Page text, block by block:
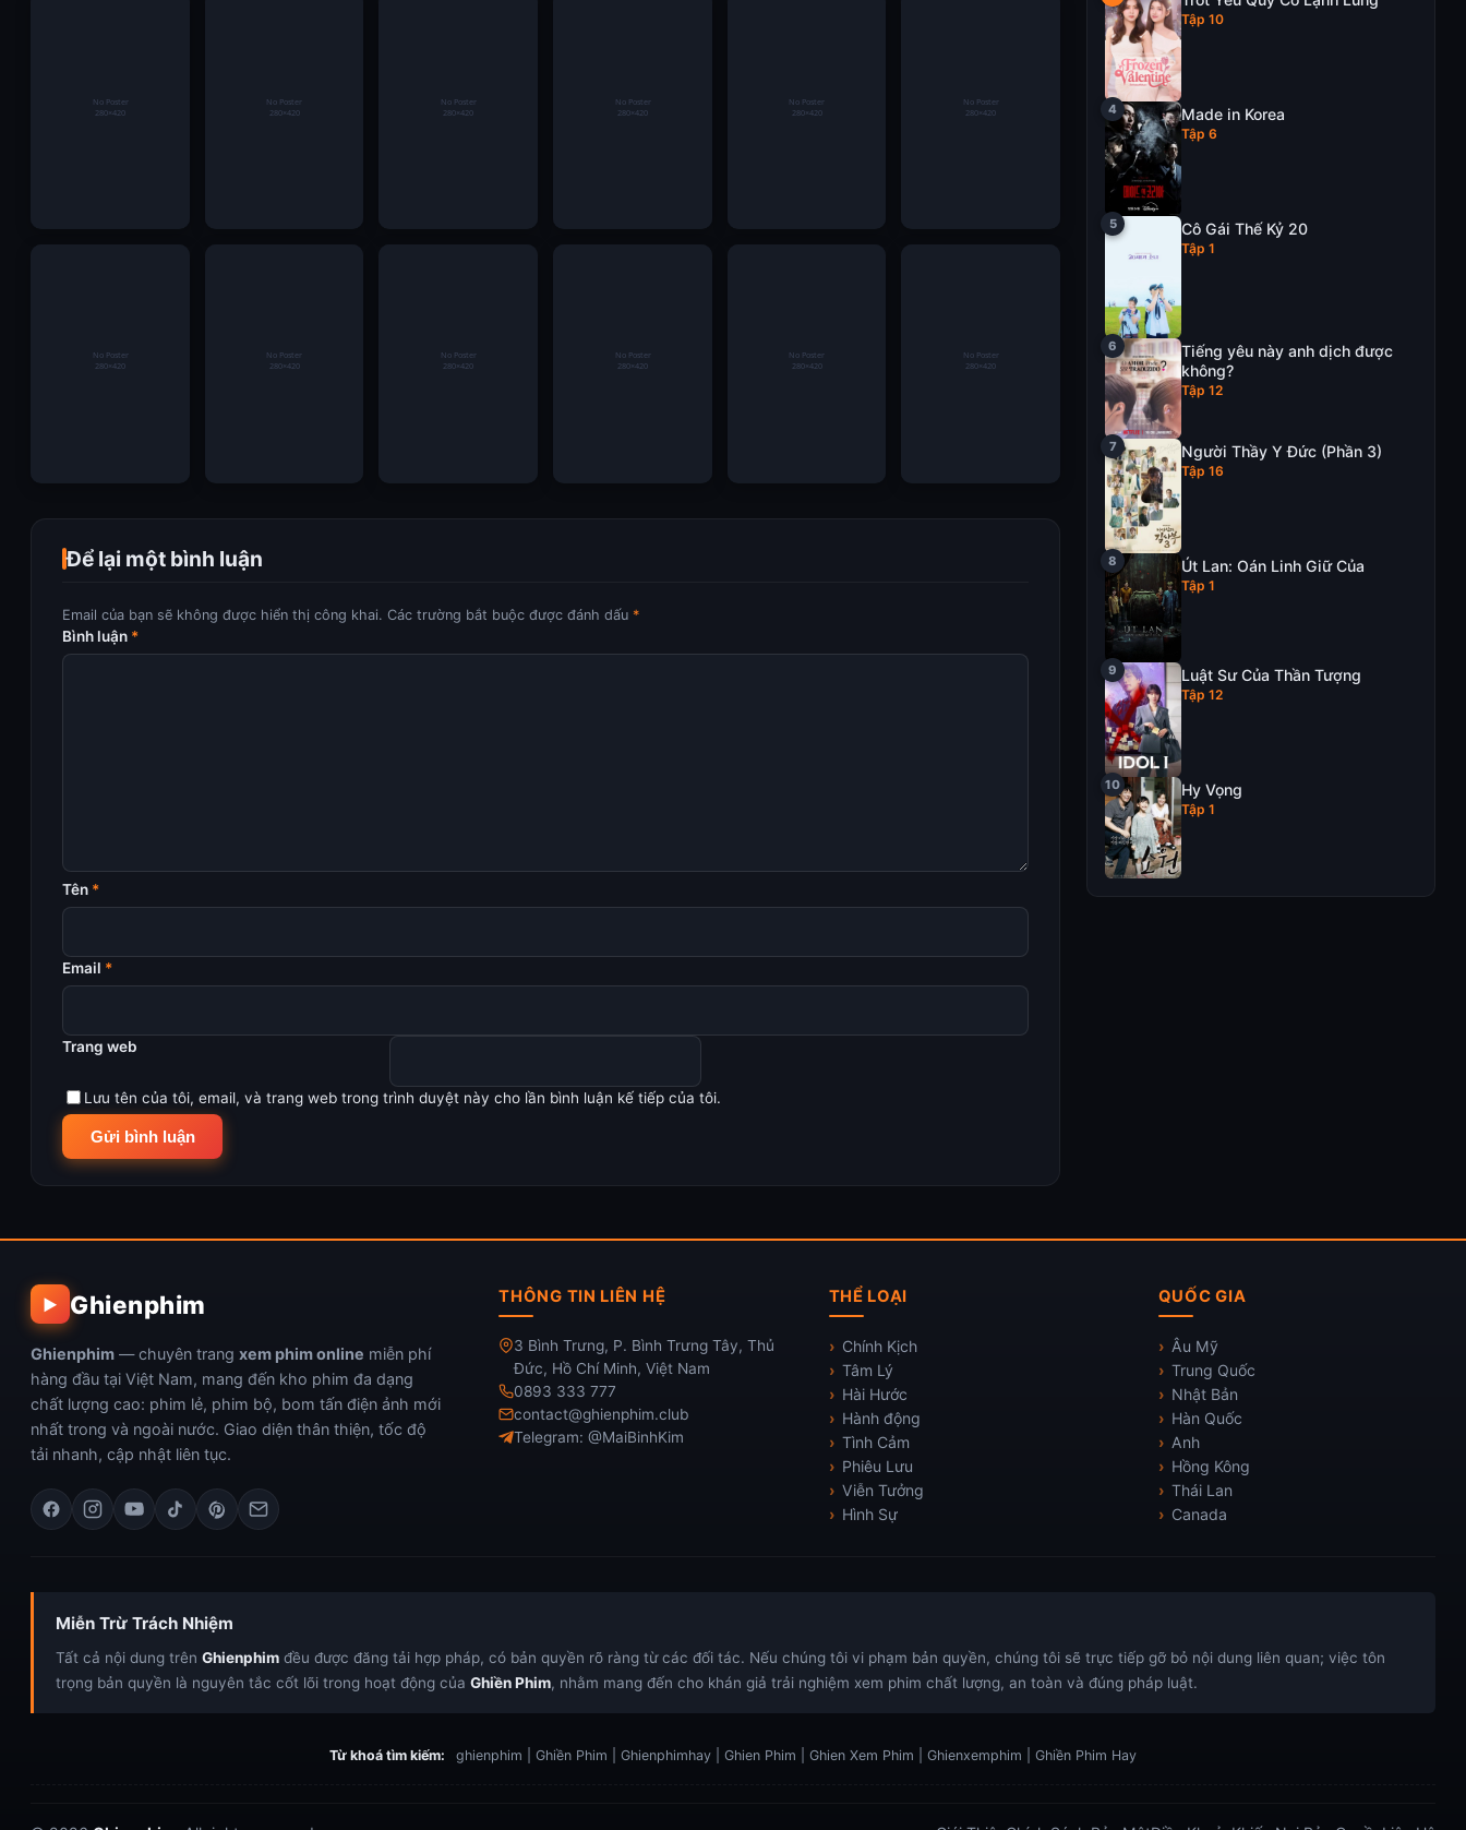
quyết tâm chiêu mộ
Mohamed Salah hè
Hành trình theo dõi
những màn tranh tài
Để lại một bình luận
Email của bạn sẽ không được hiển thị công khai. Các trường bắt buộc được đánh dấu *
Bình luận *
Tên *
Email *
Trang web
Lưu tên của tôi, email, và trang web trong trình duyệt này cho lần bình luận kế tiếp của tôi.
Tập 10
Made in Korea
Tập 6
Cô Gái Thế Kỷ 20
Tập 1
Tiếng yêu này anh dịch được
không?
Tập 12
Người Thầy Y Đức (Phần 3)
Tập 16
Út Lan: Oán Linh Giữ Của
Tập 1
Luật Sư Của Thần Tượng
Tập 12
Hy Vọng
Tập 1
▶ Ghienphim
Ghienphim — chuyên trang xem phim online miễn phí
hàng đầu tại Việt Nam, mang đến kho phim đa dạng
chất lượng cao: phim lẻ, phim bộ, bom tấn điện ảnh mới
nhất trong và ngoài nước. Giao diện thân thiện, tốc độ
tải nhanh, cập nhật liên tục.
THÔNG TIN LIÊN HỆ
3 Bình Trưng, P. Bình Trưng Tây, Thủ
Đức, Hồ Chí Minh, Việt Nam
0893 333 777
contact@ghienphim.club
Telegram: @MaiBinhKim
THỂ LOẠI
Chính Kịch
Tâm Lý
Hài Hước
Hành động
Tình Cảm
Phiêu Lưu
Viễn Tưởng
Hình Sự
QUỐC GIA
Âu Mỹ
Trung Quốc
Nhật Bản
Hàn Quốc
Anh
Hồng Kông
Thái Lan
Canada
Miễn Trừ Trách Nhiệm
Tất cả nội dung trên Ghienphim đều được đăng tải hợp pháp, có bản quyền rõ ràng từ các đối tác. Nếu chúng tôi vi phạm bản quyền, chúng tôi sẽ trực tiếp gỡ bỏ nội dung liên quan; việc tôn
trọng bản quyền là nguyên tắc cốt lõi trong hoạt động của Ghiền Phim, nhằm mang đến cho khán giả trải nghiệm xem phim chất lượng, an toàn và đúng pháp luật.
Từ khoá tìm kiếm: ghienphim | Ghiền Phim | Ghienphimhay | Ghien Phim | Ghien Xem Phim | Ghienxemphim | Ghiền Phim Hay